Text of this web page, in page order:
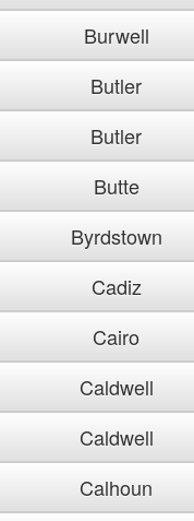
Burwell
Butler
Butler
Butte
Byrdstown
Cadiz
Cairo
Caldwell
Caldwell
Calhoun